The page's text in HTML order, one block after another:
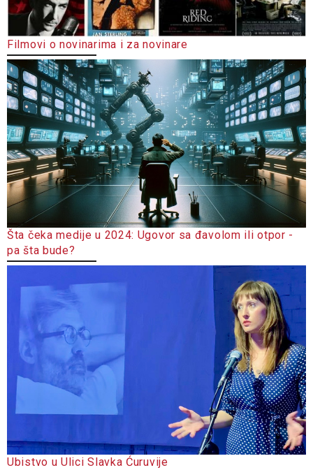
Filmovi o novinarima i za novinare
Šta čeka medije u 2024: Ugovor sa đavolom ili otpor -
pa šta bude?
Ubistvo u Ulici Slavka Ćuruvije